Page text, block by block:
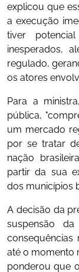
explicou que
a execução
tiver
inesperados,
regulado,
os atores
Para a
pública,
um mercado
por se tratar
nação
partir da sua
dos municípios
A decisão da
suspensão
consequências
até o momento
ponderou que